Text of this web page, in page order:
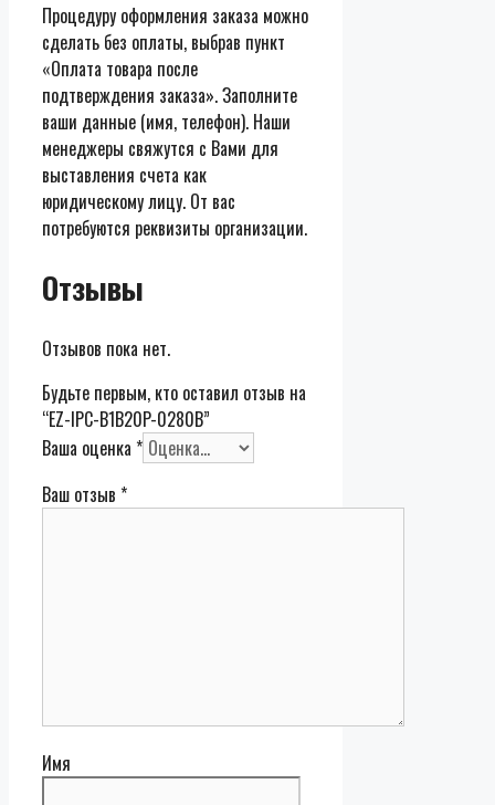
Процедуру оформления заказа можно
сделать без оплаты, выбрав пункт
«Оплата товара после
подтверждения заказа». Заполните
ваши данные (имя, телефон). Наши
менеджеры свяжутся с Вами для
выставления счета как
юридическому лицу. От вас
потребуются реквизиты организации.
Отзывы
Отзывов пока нет.
Будьте первым, кто оставил отзыв на
“EZ-IPC-B1B20P-0280B”
Ваша оценка *
Ваш отзыв *
Имя